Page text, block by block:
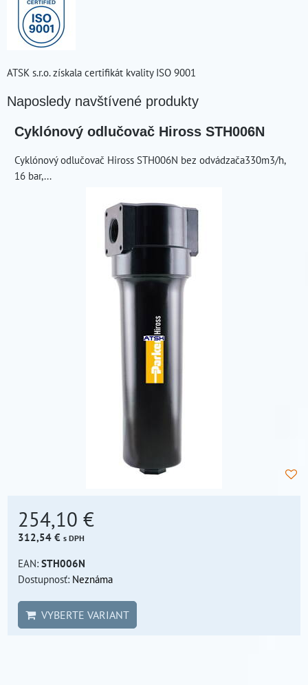
ATSK s.r.o. získala certifikát kvality ISO 9001
Naposledy navštívené produkty
Cyklónový odlučovač Hiross STH006N
Cyklónový odlučovač Hiross STH006N bez odvádzača330m3/h,
16 bar,...
254,10 €
312,54 € s DPH
EAN: STH006N
Dostupnosť: Neznáma
VYBERTE VARIANT